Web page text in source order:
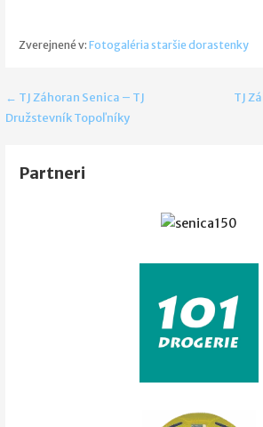
Zverejnené v: Fotogaléria staršie dorastenky
Navigácia
článku
← TJ Záhoran Senica – TJ
Družstevník Topoľníky
TJ
Partneri